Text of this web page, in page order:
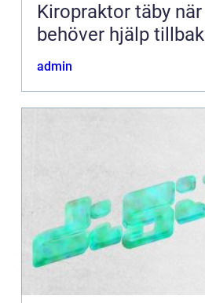
Kiropraktor täby när kroppen
behöver hjälp
admin